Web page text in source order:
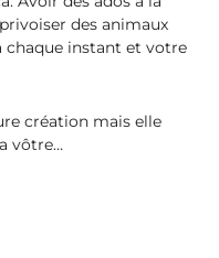
des animaux
chaque instant et votre
création mais elle
vôtre…